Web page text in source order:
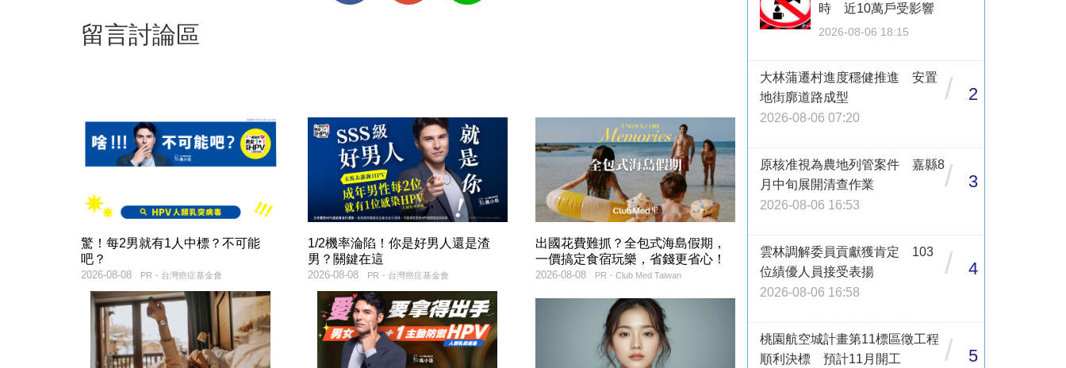
留言討論區
驚！每2男就有1人中標？不可能
吧？
PR・台灣癌症基金會
2026-08-08
1/2機率淪陷！你是好男人還是渣
男？關鍵在這
PR・台灣癌症基金會
2026-08-08
出國花費難抓？全包式海島假期，
一價搞定食宿玩樂，省錢更省心！
PR・Club Med Taiwan
2026-08-08
時 近10萬戶受影響
2026-08-06 18:15
大林蒲遷村進度穩健推進 安置
地街廓道路成型
2026-08-06 07:20
/ 2
原核准視為農地列管案件 嘉縣8
月中旬展開清查作業
2026-08-06 16:53
/ 3
雲林調解委員貢獻獲肯定 103
位績優人員接受表揚
2026-08-06 16:58
/ 4
桃園航空城計畫第11標區徵工程
順利決標 預計11月開工
/ 5